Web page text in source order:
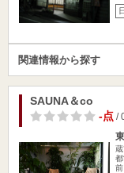
関連情報から探す
SAUNA＆co
-点 /